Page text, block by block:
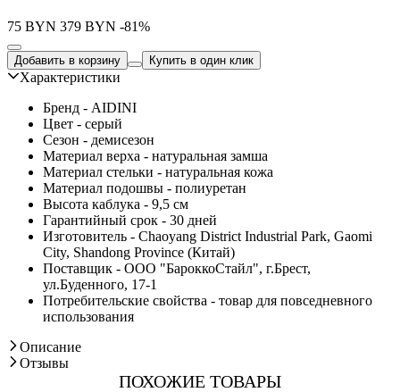
75 BYN 379 BYN -81%
Добавить в корзину Купить в один клик
Характеристики
Бренд - AIDINI
Цвет - серый
Сезон - демисезон
Материал верха - натуральная замша
Материал стельки - натуральная кожа
Материал подошвы - полиуретан
Высота каблука - 9,5 см
Гарантийный срок - 30 дней
Изготовитель - Chaoyang District Industrial Park, Gaomi
City, Shandong Province (Китай)
Поставщик - ООО "БароккоСтайл", г.Брест,
ул.Буденного, 17-1
Потребительские свойства - товар для повседневного
использования
Описание
Отзывы
ПОХОЖИЕ ТОВАРЫ